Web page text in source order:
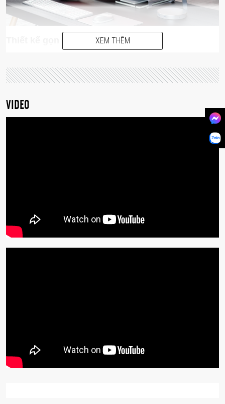
Thiết kế gọn nhẹ có thể gập được
mang theo giá đỡ laptop Satechi Aluminum Stand dễ
Bạn sẽ dễ dàng đưa các cáp kết nối qua phần sau
của giá đỡ, đảm bảo cáp của bạn được gọn gàng và
XEM THÊM
VIDEO